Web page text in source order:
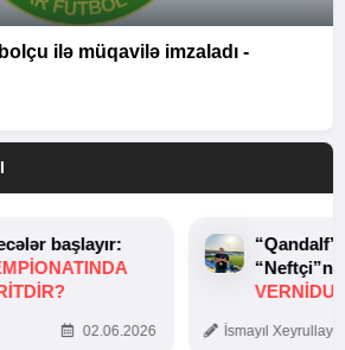
ilə müqavilə imzaladı -
başlayır:
02.06.2026 İsmayıl